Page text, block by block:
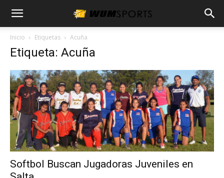
Inicio Etiquetas Acuña
Etiqueta: Acuña
Softbol Buscan Jugadoras Juveniles en